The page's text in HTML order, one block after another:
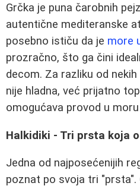
Grčka je puna čarobnih
autentične mediteranske
posebno ističu da je more
prozračno, što ga čini
decom. Za razliku od
nije hladna, već prijatno
omogućava provod u
Halkidiki - Tri prsta koja
Jedna od najposećenijih
poznat po svoja tri "prsta".